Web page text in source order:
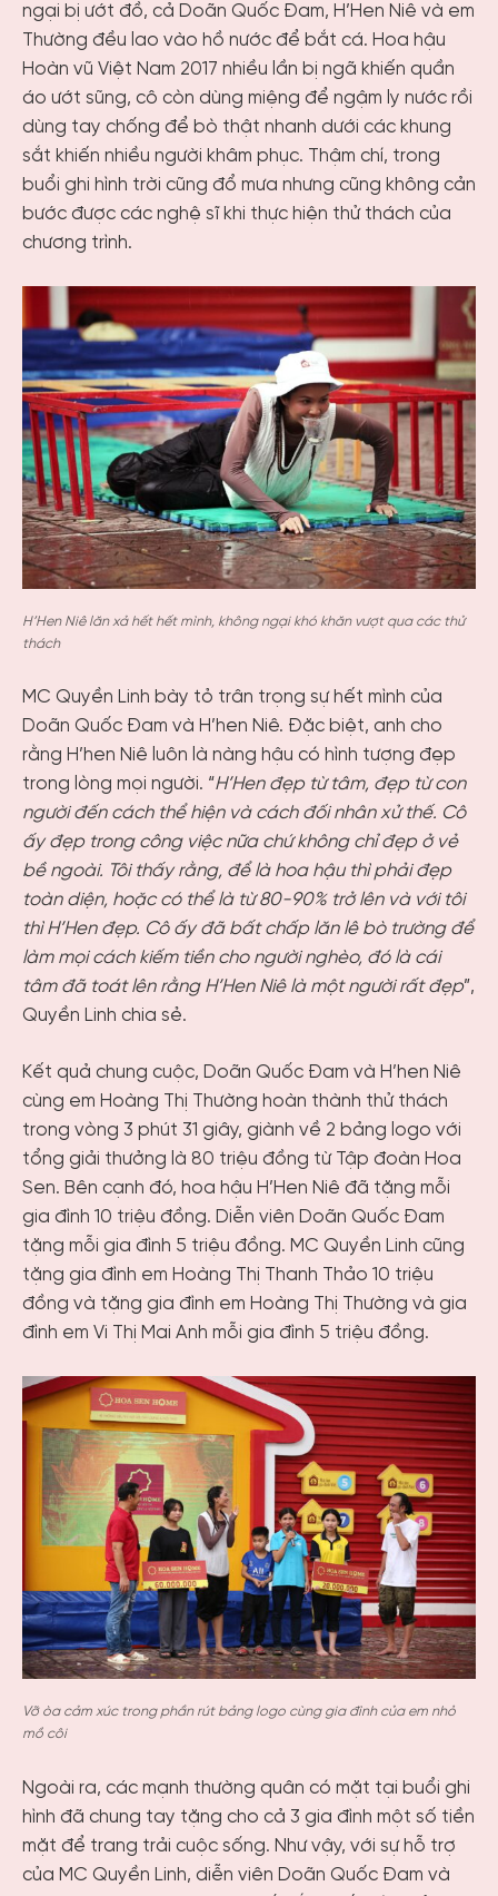
ngại bị ướt đồ, cả Doãn Quốc Đam, H’Hen Niê và em
Thường đều lao vào hồ nước để bắt cá. Hoa hậu
Hoàn vũ Việt Nam 2017 nhiều lần bị ngã khiến quần
áo ướt sũng, cô còn dùng miệng để ngậm ly nước rồi
dùng tay chống để bò thật nhanh dưới các khung
sắt khiến nhiều người khâm phục. Thậm chí, trong
buổi ghi hình trời cũng đổ mưa nhưng cũng không cản
bước được các nghệ sĩ khi thực hiện thử thách của
chương trình.
H’Hen Niê lăn xả hết hết mình, không ngại khó khăn vượt qua các thử
thách
MC Quyền Linh bày tỏ trân trọng sự hết mình của
Doãn Quốc Đam và H’hen Niê. Đặc biệt, anh cho
rằng H’hen Niê luôn là nàng hậu có hình tượng đẹp
trong lòng mọi người. “H’Hen đẹp từ tâm, đẹp từ con
người đến cách thể hiện và cách đối nhân xử thế. Cô
ấy đẹp trong công việc nữa chứ không chỉ đẹp ở vẻ
bề ngoài. Tôi thấy rằng, để là hoa hậu thì phải đẹp
toàn diện, hoặc có thể là từ 80-90% trở lên và với tôi
thì H’Hen đẹp. Cô ấy đã bất chấp lăn lê bò trường để
làm mọi cách kiếm tiền cho người nghèo, đó là cái
tâm đã toát lên rằng H’Hen Niê là một người rất đẹp”,
Quyền Linh chia sẻ.
Kết quả chung cuộc, Doãn Quốc Đam và H’hen Niê
cùng em Hoàng Thị Thường hoàn thành thử thách
trong vòng 3 phút 31 giây, giành về 2 bảng logo với
tổng giải thưởng là 80 triệu đồng từ Tập đoàn Hoa
Sen. Bên cạnh đó, hoa hậu H’Hen Niê đã tặng mỗi
gia đình 10 triệu đồng. Diễn viên Doãn Quốc Đam
tặng mỗi gia đình 5 triệu đồng. MC Quyền Linh cũng
tặng gia đình em Hoàng Thị Thanh Thảo 10 triệu
đồng và tặng gia đình em Hoàng Thị Thường và gia
đình em Vi Thị Mai Anh mỗi gia đình 5 triệu đồng.
Vỡ òa cảm xúc trong phần rút bảng logo cùng gia đình của em nhỏ
mồ côi
Ngoài ra, các mạnh thường quân có mặt tại buổi ghi
hình đã chung tay tặng cho cả 3 gia đình một số tiền
mặt để trang trải cuộc sống. Như vậy, với sự hỗ trợ
của MC Quyền Linh, diễn viên Doãn Quốc Đam và